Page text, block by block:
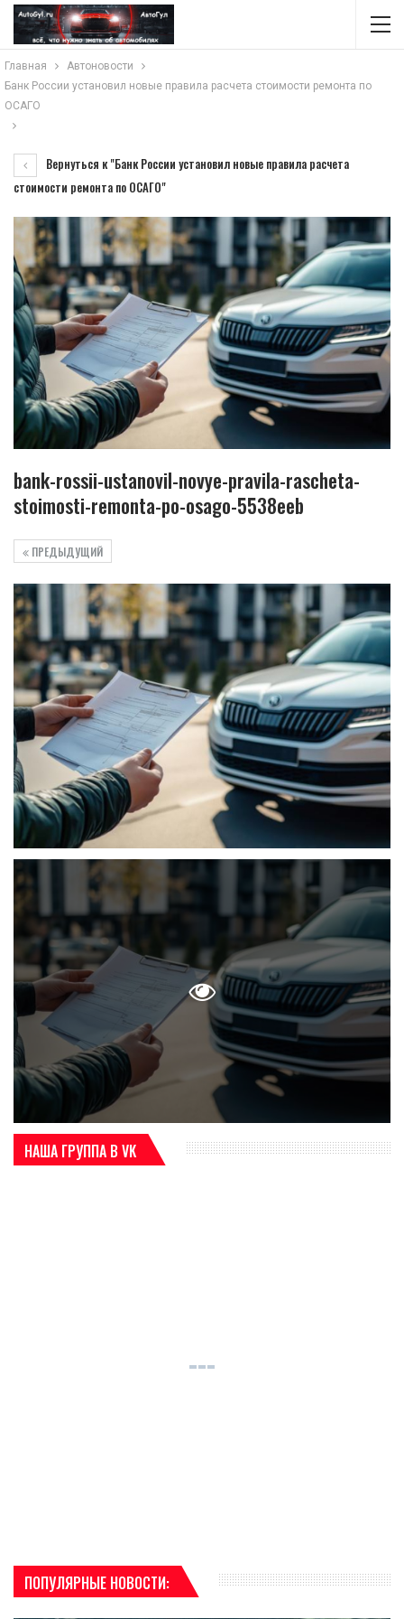
Главная
Автоновости
Банк России установил новые правила расчета стоимости ремонта по
ОСАГО
Вернуться к "Банк России установил новые правила расчета
стоимости ремонта по ОСАГО"
bank-rossii-ustanovil-novye-pravila-rascheta-
stoimosti-remonta-po-osago-5538eeb
ПРЕДЫДУЩИЙ
НАША ГРУППА В VK
ПОПУЛЯРНЫЕ НОВОСТИ: